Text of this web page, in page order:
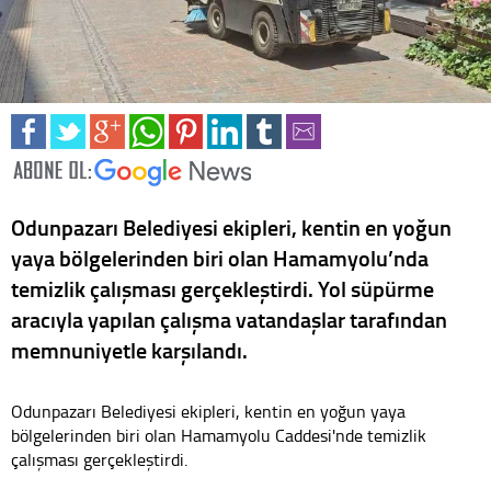
Odunpazarı Belediyesi ekipleri, kentin en yoğun
yaya bölgelerinden biri olan Hamamyolu’nda
temizlik çalışması gerçekleştirdi. Yol süpürme
aracıyla yapılan çalışma vatandaşlar tarafından
memnuniyetle karşılandı.
Odunpazarı Belediyesi ekipleri, kentin en yoğun yaya
bölgelerinden biri olan Hamamyolu Caddesi'nde temizlik
çalışması gerçekleştirdi.